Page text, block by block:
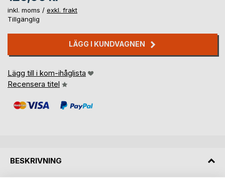
inkl. moms / exkl. frakt
Tillgänglig
LÄGG I KUNDVAGNEN
Lägg till i kom-ihåglista
Recensera titel
BESKRIVNING